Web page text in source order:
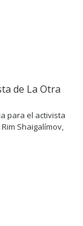
de La Otra
para el activista
Shaigalímov,